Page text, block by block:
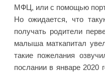
МФЦ, или с помощью
Но ожидается, что
получать родители
малыша маткапитал
такие пожелания
послании в январе 2020